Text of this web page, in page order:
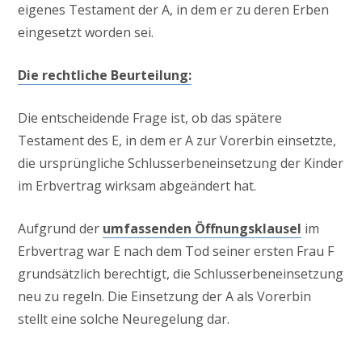
eigenes Testament der A, in dem er zu deren Erben
eingesetzt worden sei.
Die rechtliche Beurteilung:
Die entscheidende Frage ist, ob das spätere
Testament des E, in dem er A zur Vorerbin einsetzte,
die ursprüngliche Schlusserbeneinsetzung der Kinder
im Erbvertrag wirksam abgeändert hat.
Aufgrund der umfassenden Öffnungsklausel im
Erbvertrag war E nach dem Tod seiner ersten Frau F
grundsätzlich berechtigt, die Schlusserbeneinsetzung
neu zu regeln. Die Einsetzung der A als Vorerbin
stellt eine solche Neuregelung dar.